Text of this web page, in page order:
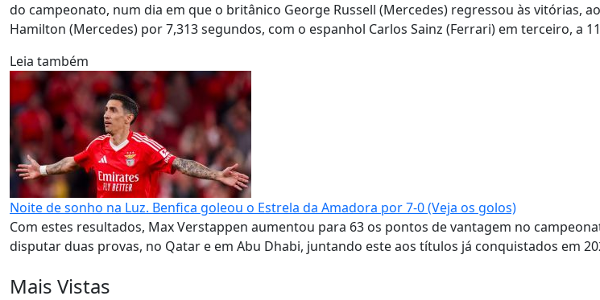
do campeonato, num dia em que o britânico George Russell (Mercedes) regressou às vitórias,
Hamilton (Mercedes) por 7,313 segundos, com o espanhol Carlos Sainz (Ferrari) em terceiro, a
Leia também
Noite de sonho na Luz. Benfica goleou o Estrela da Amadora por 7-0 (Veja os golos)
Com estes resultados, Max Verstappen aumentou para 63 os pontos de vantagem no
disputar duas provas, no Qatar e em Abu Dhabi, juntando este aos títulos já conquistados em
Mais Vistas